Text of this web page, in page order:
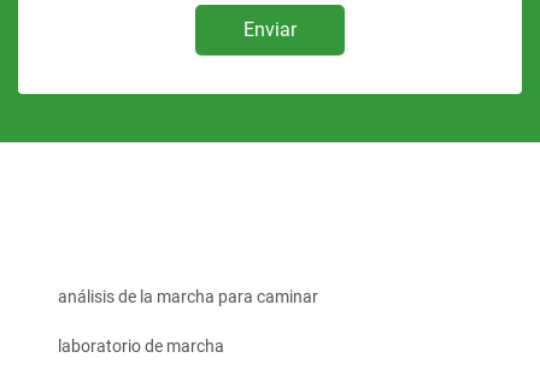
Enviar
análisis de la marcha para caminar
laboratorio de marcha